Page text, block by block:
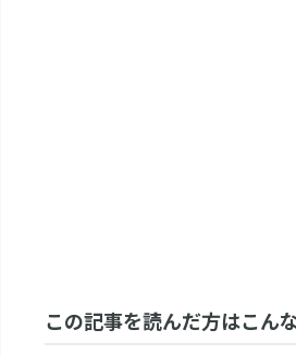
この記事を読んだ方はこん